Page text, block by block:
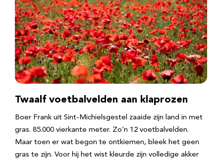
Twaalf voetbalvelden aan klaprozen
Boer Frank uit Sint-Michielsgestel zaaide zijn land in met
gras. 85.000 vierkante meter. Zo’n 12 voetbalvelden.
Maar toen er wat begon te ontkiemen, bleek het geen
gras te zijn. Voor hij het wist kleurde zijn volledige akker